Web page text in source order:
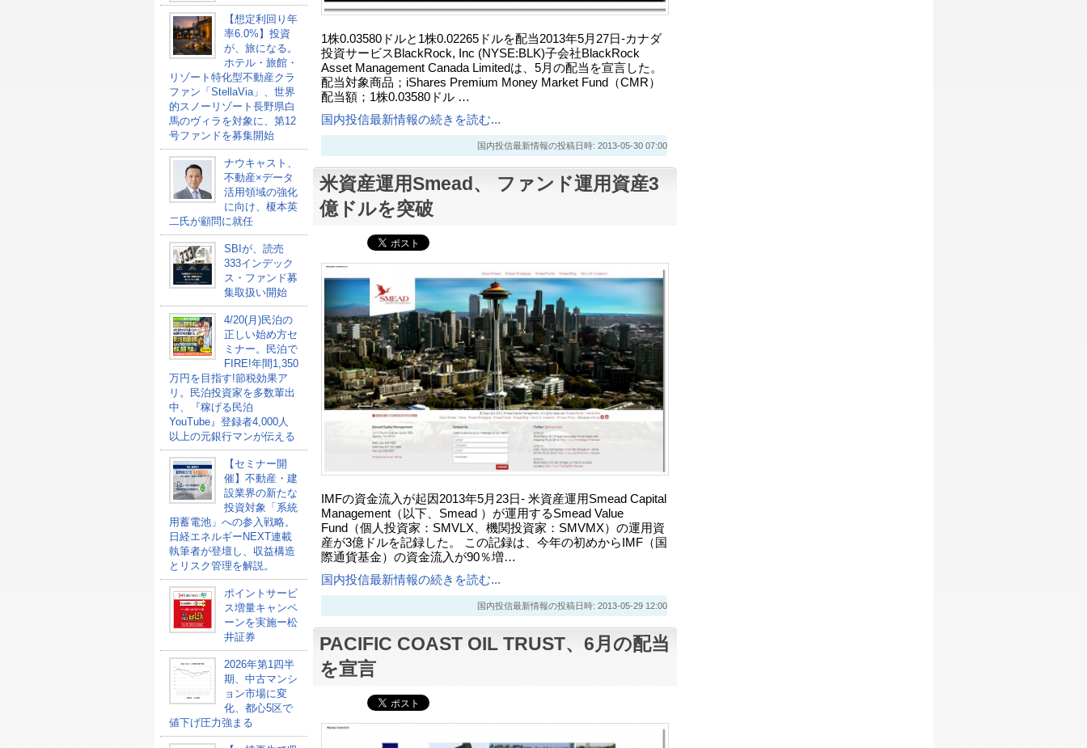
【想定利回り年
率6.0%】投資
が、旅になる。
ホテル・旅館・
リゾート特化型不動産クラ
ファン「StellaVia」、世界
的スノーリゾート長野県白
馬のヴィラを対象に、第12
号ファンドを募集開始
ナウキャスト、
不動産×データ
活用領域の強化
に向け、榎本英
二氏が顧問に就任
SBIが、読売
333インデック
ス・ファンド募
集取扱い開始
4/20(月)民泊の
正しい始め方セ
ミナー。民泊で
FIRE!年間1,350
万円を目指す!節税効果ア
リ。民泊投資家を多数輩出
中、『稼げる民泊
YouTube』登録者4,000人
以上の元銀行マンが伝える
【セミナー開
催】不動産・建
設業界の新たな
投資対象「系統
用蓄電池」への参入戦略。
日経エネルギーNEXT連載
執筆者が登壇し、収益構造
とリスク管理を解説。
ポイントサービ
ス増量キャンペ
ーンを実施ー松
井証券
2026年第1四半
期、中古マンシ
ョン市場に変
化、都心5区で
値下げ圧力強まる
1株0.03580ドルと1株0.02265ドルを配当2013年5月27日-カナダ
投資サービスBlackRock, Inc (NYSE:BLK)子会社BlackRock
Asset Management Canada Limitedは、5月の配当を宣言した。
配当対象商品；iShares Premium Money Market Fund（CMR）
配当額；1株0.03580ドル …
国内投信最新情報の続きを読む...
国内投信最新情報の投稿日時: 2013-05-30 07:00
米資産運用Smead、 ファンド運用資産3
億ドルを突破
IMFの資金流入が起因2013年5月23日- 米資産運用Smead Capital
Management（以下、Smead ）が運用するSmead Value
Fund（個人投資家：SMVLX、機関投資家：SMVMX）の運用資
産が3億ドルを記録した。 この記録は、今年の初めからIMF（国
際通貨基金）の資金流入が90％増…
国内投信最新情報の続きを読む...
国内投信最新情報の投稿日時: 2013-05-29 12:00
PACIFIC COAST OIL TRUST、6月の配当
を宣言